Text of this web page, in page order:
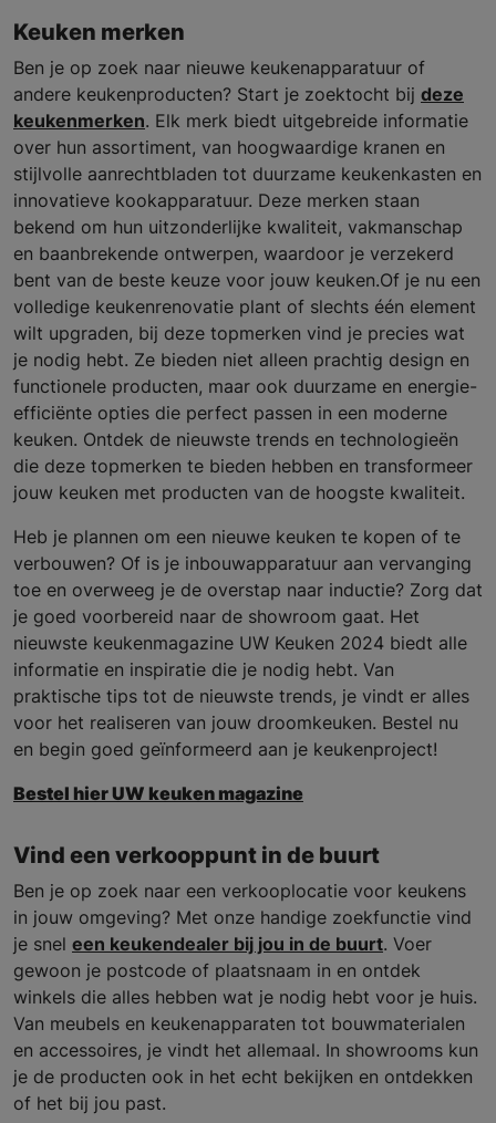
Keuken merken
Ben je op zoek naar nieuwe keukenapparatuur of
andere keukenproducten? Start je zoektocht bij deze
keukenmerken. Elk merk biedt uitgebreide informatie
over hun assortiment, van hoogwaardige kranen en
stijlvolle aanrechtbladen tot duurzame keukenkasten en
innovatieve kookapparatuur. Deze merken staan
bekend om hun uitzonderlijke kwaliteit, vakmanschap
en baanbrekende ontwerpen, waardoor je verzekerd
bent van de beste keuze voor jouw keuken.Of je nu een
volledige keukenrenovatie plant of slechts één element
wilt upgraden, bij deze topmerken vind je precies wat
je nodig hebt. Ze bieden niet alleen prachtig design en
functionele producten, maar ook duurzame en energie-
efficiënte opties die perfect passen in een moderne
keuken. Ontdek de nieuwste trends en technologieën
die deze topmerken te bieden hebben en transformeer
jouw keuken met producten van de hoogste kwaliteit.
Heb je plannen om een nieuwe keuken te kopen of te
verbouwen? Of is je inbouwapparatuur aan vervanging
toe en overweeg je de overstap naar inductie? Zorg dat
je goed voorbereid naar de showroom gaat. Het
nieuwste keukenmagazine UW Keuken 2024 biedt alle
informatie en inspiratie die je nodig hebt. Van
praktische tips tot de nieuwste trends, je vindt er alles
voor het realiseren van jouw droomkeuken. Bestel nu
en begin goed geïnformeerd aan je keukenproject!
Bestel hier UW keuken magazine
Vind een verkooppunt in de buurt
Ben je op zoek naar een verkooplocatie voor keukens
in jouw omgeving? Met onze handige zoekfunctie vind
je snel een keukendealer bij jou in de buurt. Voer
gewoon je postcode of plaatsnaam in en ontdek
winkels die alles hebben wat je nodig hebt voor je huis.
Van meubels en keukenapparaten tot bouwmaterialen
en accessoires, je vindt het allemaal. In showrooms kun
je de producten ook in het echt bekijken en ontdekken
of het bij jou past.